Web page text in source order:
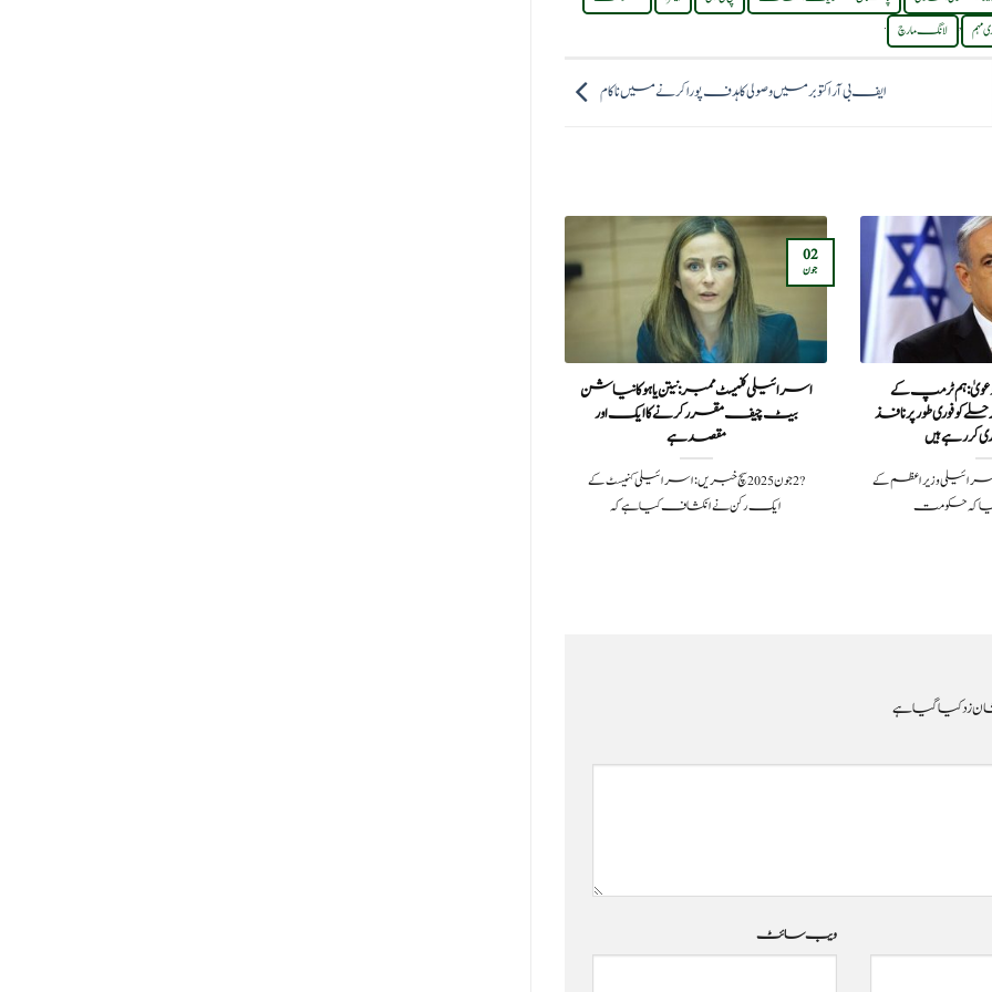
مہم , لانگ مارچ .
ایف بی آر اکتوبر میں وصولی کا ہدف پورا کرنے میں ناکام
دعویٰ: ہم ٹرمپ کے
فوری طور پر نافذ
کر رہے ہیں
خبرین: اسرائیلی وزیر اعظم کے
کہ حکومت
اسرائیلی کنیسٹ ممبر: نیتن یاہو کا نیا شن
بیٹ چیف مقرر کرنے کا ایک اور
مقصد ہے
?️ 2 جون 2025سچ خبریں: اسرائیلی کنیسٹ کے
ایک رکن نے انکشاف کیا ہے کہ
02
جون
زد کیا گیا ہے
ویب‌ سائٹ